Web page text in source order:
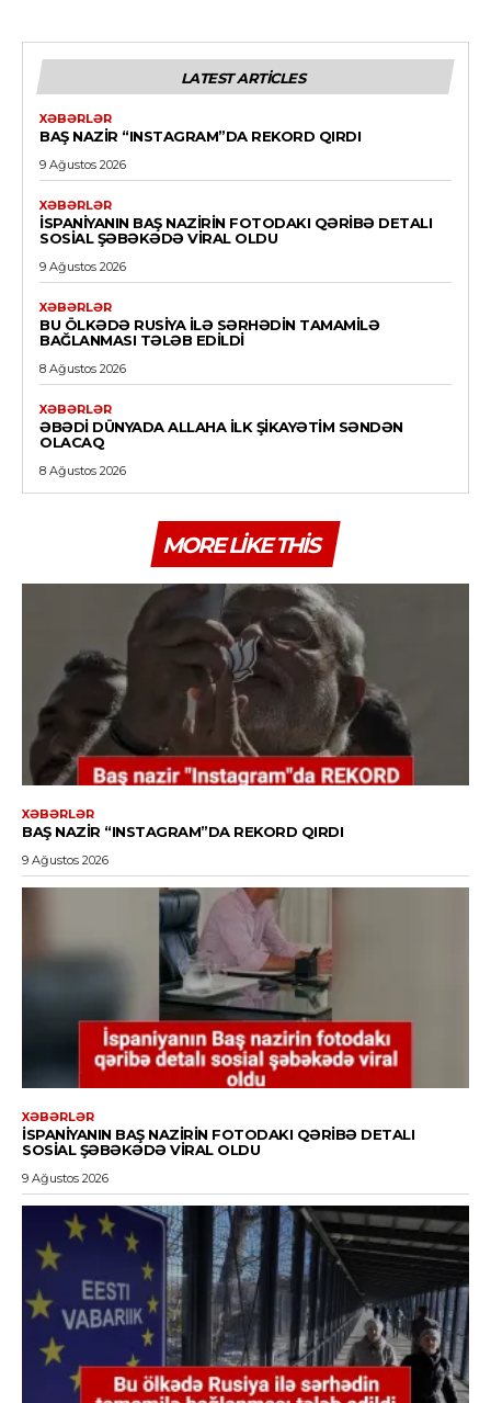
LATEST ARTICLES
XƏBƏRLƏR
BAŞ NAZIR “INSTAGRAM”DA REKORD QIRDI
9 Ağustos 2026
XƏBƏRLƏR
İSPANIYANIN BAŞ NAZIRIN FOTODAKI QƏRIBƏ DETALI
SOSIAL ŞƏBƏKƏDƏ VIRAL OLDU
9 Ağustos 2026
XƏBƏRLƏR
BU ÖLKƏDƏ RUSIYA ILƏ SƏRHƏDIN TAMAMILƏ
BAĞLANMASI TƏLƏB EDILDI
8 Ağustos 2026
XƏBƏRLƏR
ƏBƏDI DÜNYADA ALLAHA ILK ŞIKAYƏTIM SƏNDƏN
OLACAQ
8 Ağustos 2026
MORE LIKE THIS
XƏBƏRLƏR
BAŞ NAZIR “INSTAGRAM”DA REKORD QIRDI
9 Ağustos 2026
XƏBƏRLƏR
İSPANIYANIN BAŞ NAZIRIN FOTODAKI QƏRIBƏ DETALI
SOSIAL ŞƏBƏKƏDƏ VIRAL OLDU
9 Ağustos 2026